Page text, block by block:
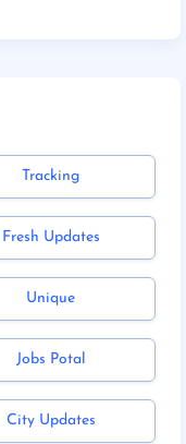
Tracking
Fresh Updates
Unique
Jobs Potal
City Updates